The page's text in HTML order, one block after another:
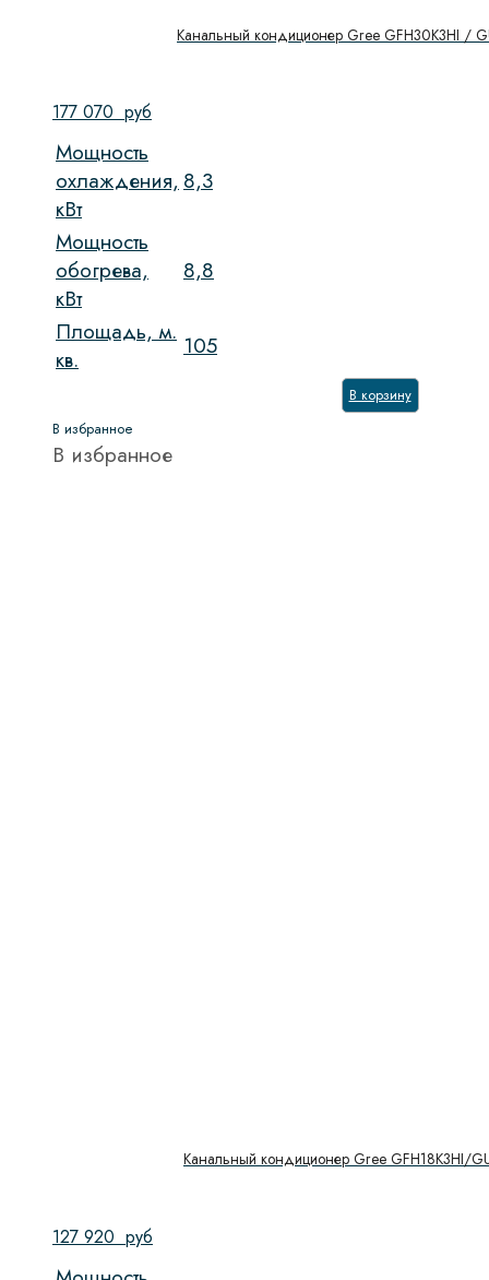
Канальный кондиционер Gree GFH30K3HI /
177 070 руб
Мощность
охлаждения,
кВт
8,3
Мощность
обогрева,
кВт
8,8
Площадь, м.
кв.
105
В корзину
В избранное
В избранное
Канальный кондиционер Gree GFH18K3HI/
127 920 руб